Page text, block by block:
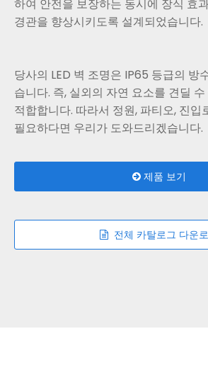
하여 안전을 보장하는 동시에 장식 효
경관을 향상시키도록 설계되었습니다.
당사의 LED 벽 조명은 IP65 등급의 방
습니다. 즉, 실외의 자연 요소를 견딜
적합합니다. 따라서 정원, 파티오, 진입
필요하다면 우리가 도와드리겠습니다.
제품 보기
전체 카탈로그 다운